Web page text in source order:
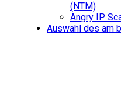
(NTM)
Angry IP
Auswahl des am